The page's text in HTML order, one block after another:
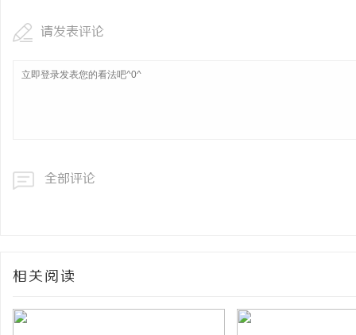
请发表评论
全部评论
相关阅读